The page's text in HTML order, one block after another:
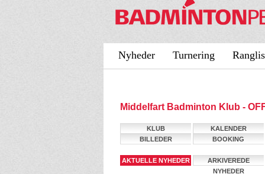
Nyheder Turnering
Middelfart Badminton Klub -
KLUB
KALENDER
BILLEDER
BOOKING
AKTUELLE NYHEDER
ARKIVEREDE
NYHEDER